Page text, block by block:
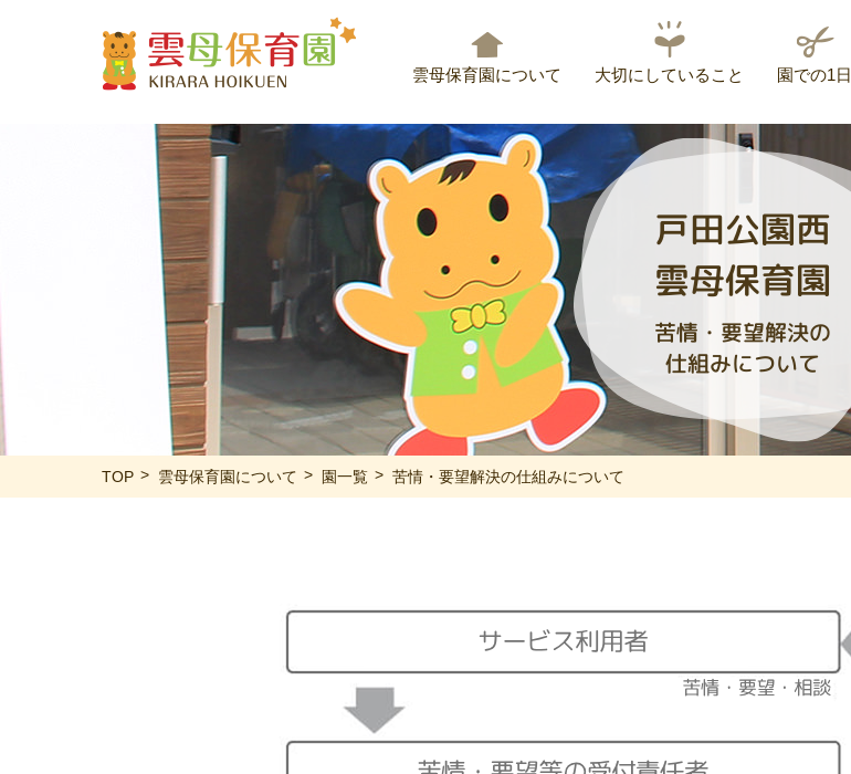
雲母保育園について 大切にしていること 園での1日
戸田公園西
雲母保育園
苦情・要望解決の
仕組みについて
TOP 雲母保育園について 園一覧 苦情・要望解決の仕組みについて